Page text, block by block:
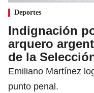
Deportes
Indignación
arquero
de la
Emiliano Martínez
punto penal.